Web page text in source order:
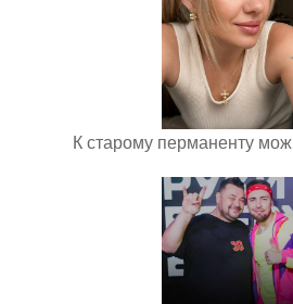
К старому перманенту